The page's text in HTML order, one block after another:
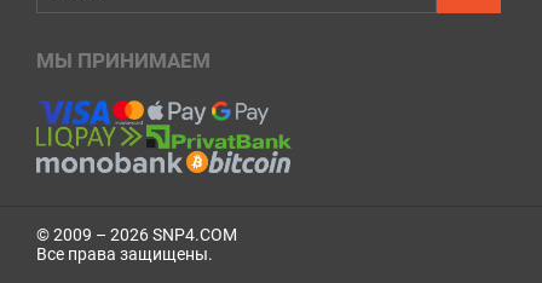
МЫ ПРИНИМАЕМ
© 2009 – 2026 SNP4.COM
Все права защищены.